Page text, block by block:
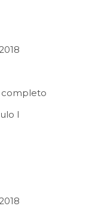
completo
I